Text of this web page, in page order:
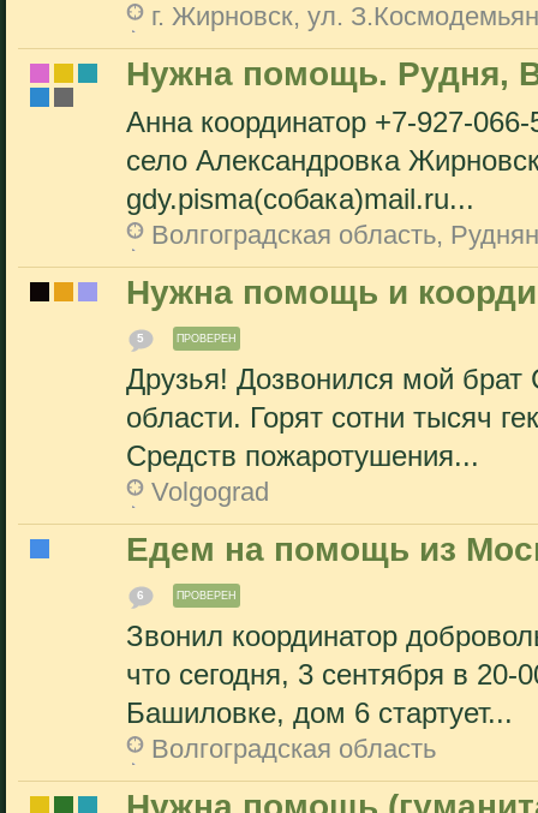
г. Жирновск, ул.
Нужна помощь. Рудня,
Анна координатор +7-927-
село Александровка
gdy.pisma(собака)mail.ru...
Волгоградская область,
Нужна помощь и
5 ПРОВЕРЕН
Друзья! Дозвонился мой брат
области. Горят сотни тысяч
Средств пожаротушения...
Volgograd
Едем на помощь из
6 ПРОВЕРЕН
Звонил координатор
что сегодня, 3 сентября в
Башиловке, дом 6 стартует...
Волгоградская область